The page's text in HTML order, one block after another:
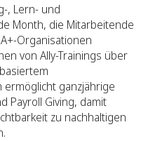
, Lern- und
Month, die Mitarbeitende
Organisationen
von Ally-Trainings über
ermöglicht ganzjährige
Payroll Giving, damit
zu nachhaltigen